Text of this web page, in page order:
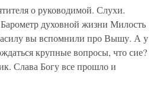
о руководимой. Слухи.
Барометр духовной жизни Милость
вы вспомнили про Вышу. А у
крупные вопросы, что сие?
Слава Богу все прошло и